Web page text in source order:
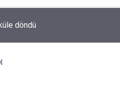
döndü